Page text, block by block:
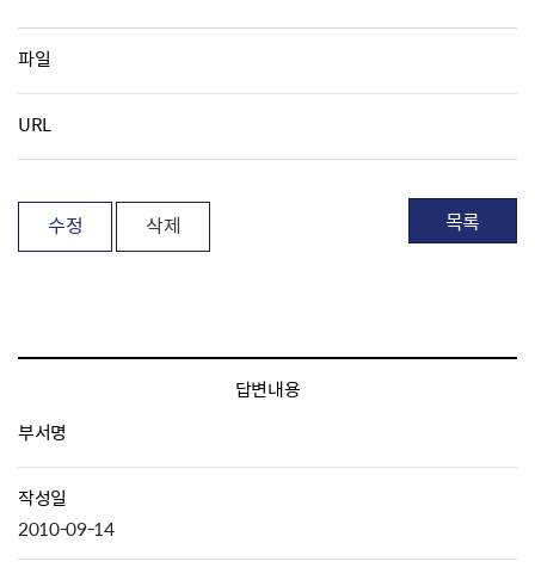
파일
URL
수정 삭제 목록
답변내용
부서명
작성일
2010-09-14